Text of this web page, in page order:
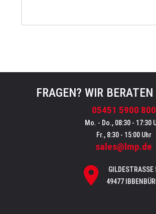
FRAGEN? WIR
05451 5900 800
Mo. - Do., 08:30 - 17:30
Fr., 8:30 - 15:00 Uhr
sales@lmp.de
GILDESTRASSE
49477